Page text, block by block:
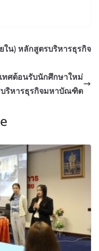
น) หลักสูตรบริหารธุรกิจ
ทศต้อนรับนักศึกษาใหม่
ริหารธุรกิจมหาบัณฑิต